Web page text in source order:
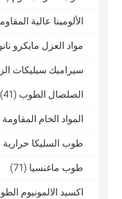
الألومينا عالية
مواد العزل مايكرو
سيراميك سيليكات
الصلصال الطوب (41)
المواد الخام
طوب السليكا حرارية
طوب ماغنسيا (71)
اكسيد الالمونيوم